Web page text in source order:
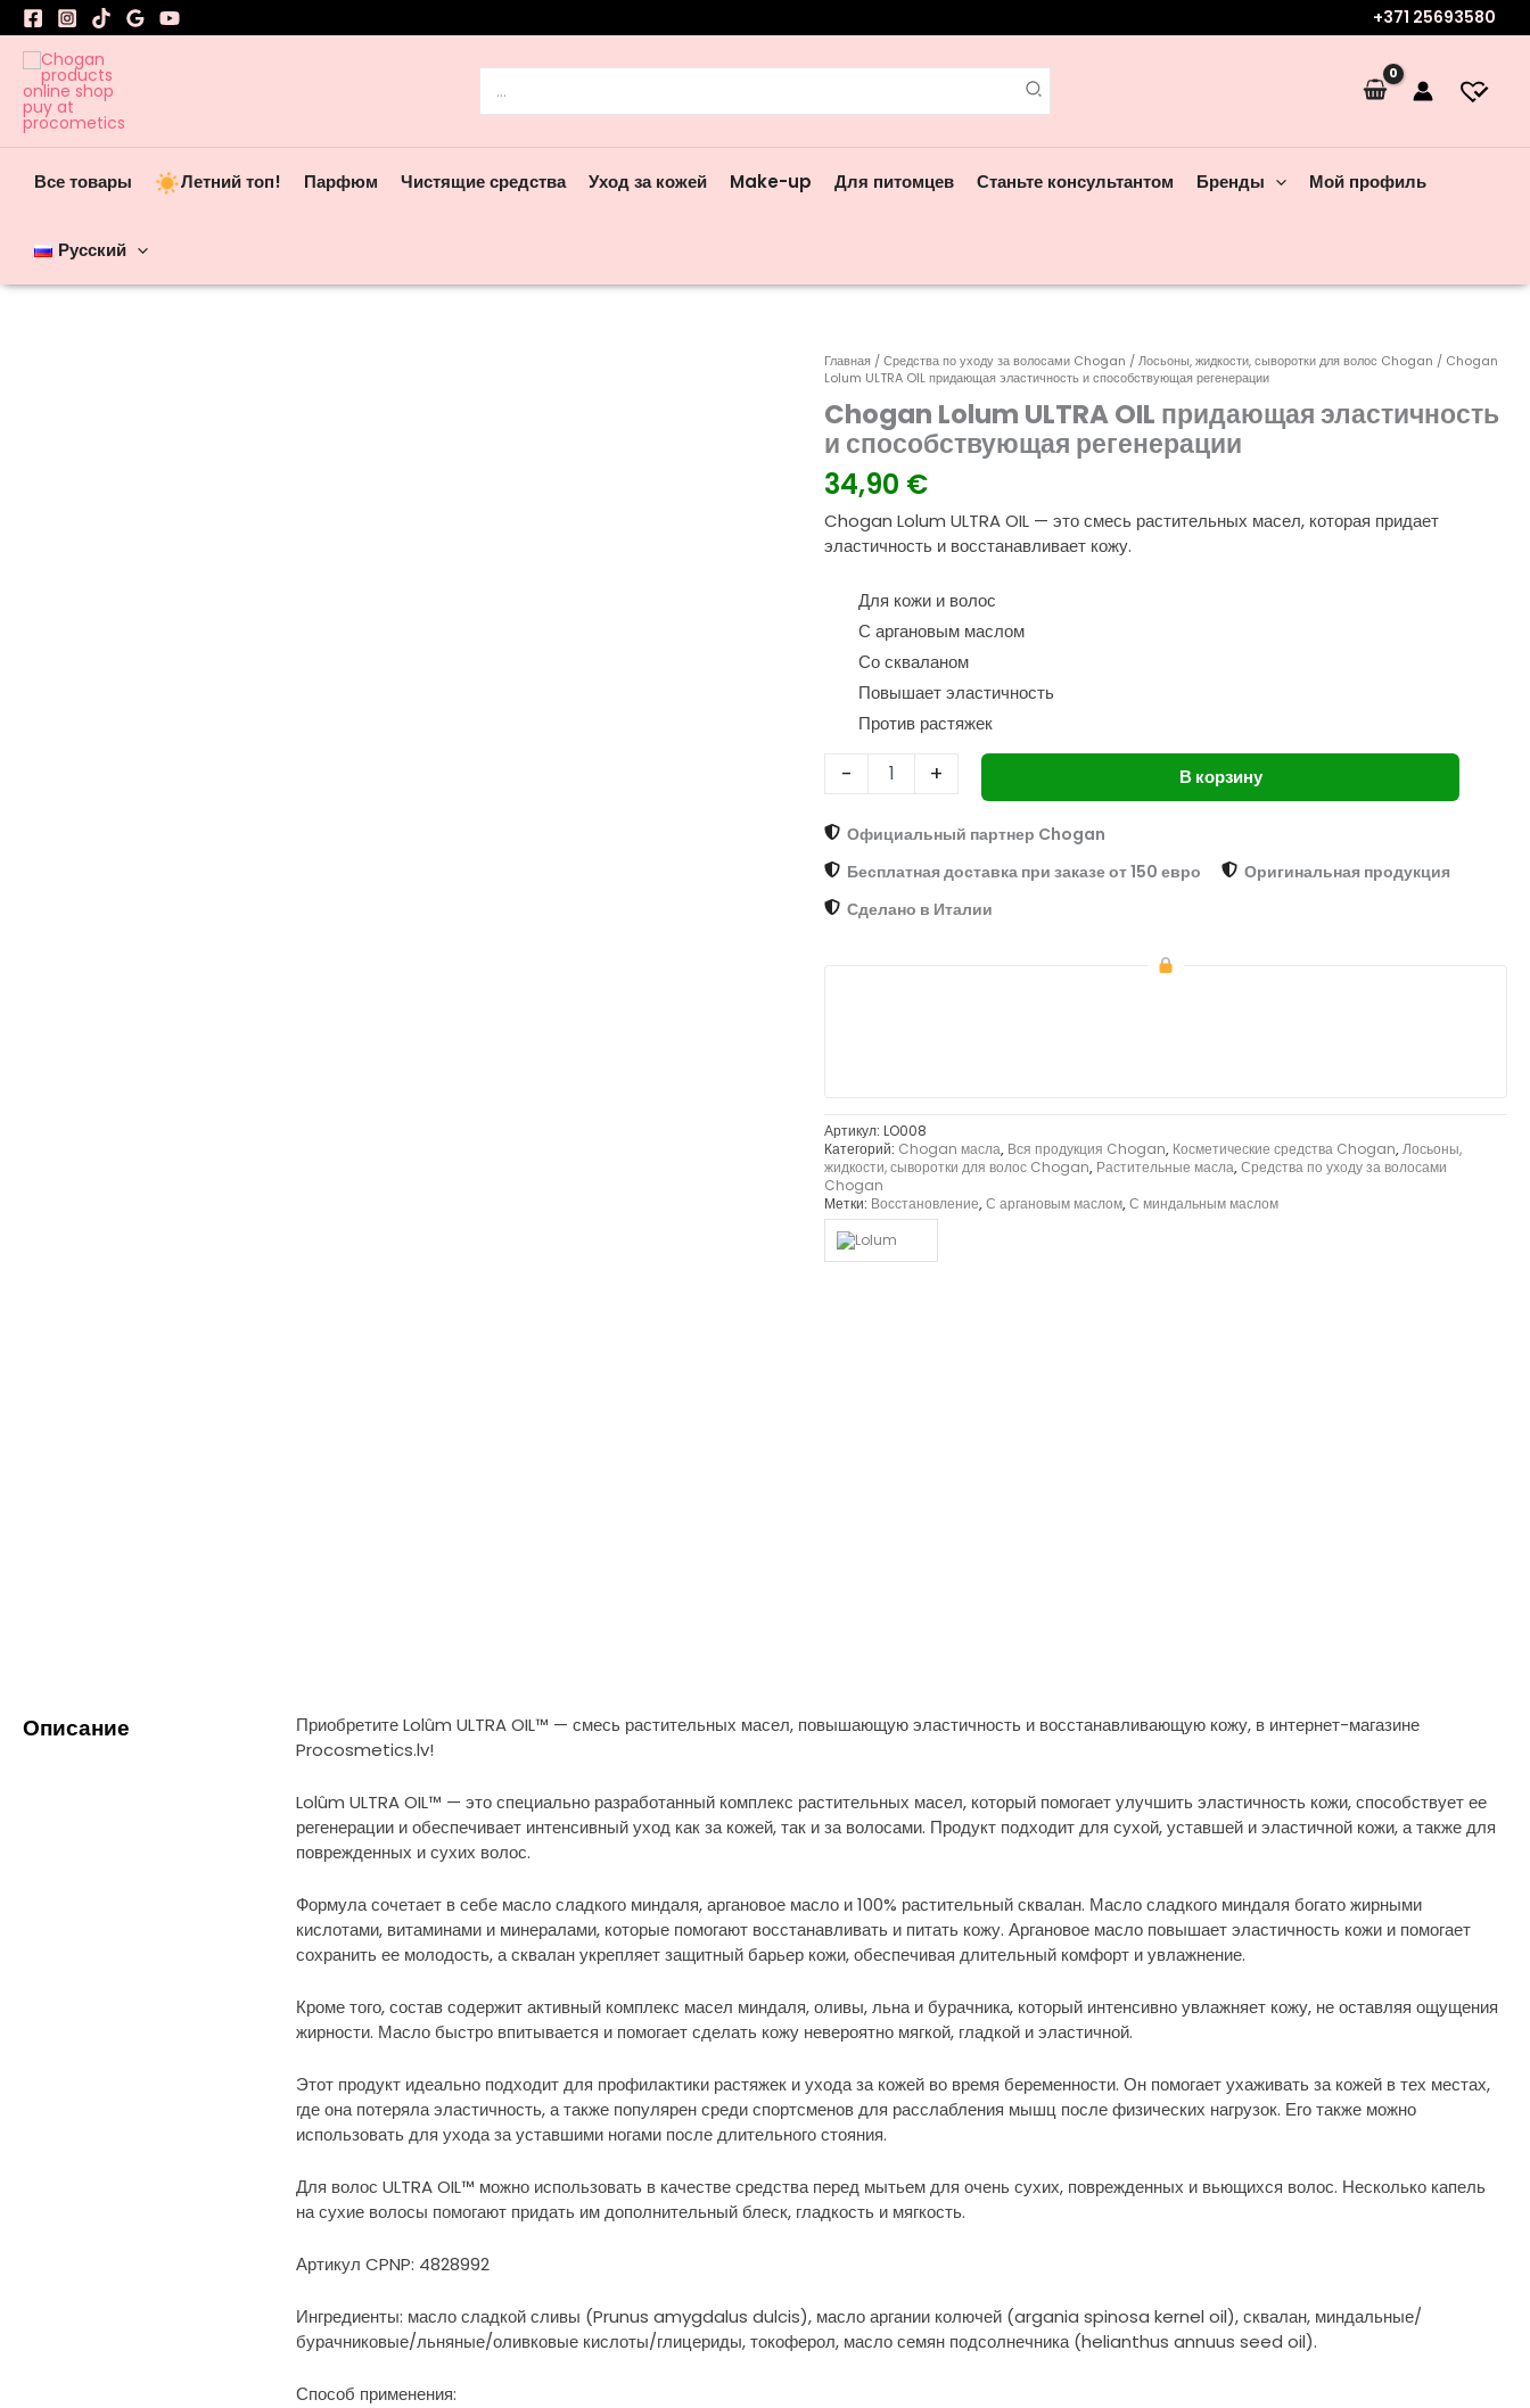
Перейти
к
содержимому
+371 25693580
Все товары Летний топ! Парфюм Чистящие средства Уход за кожей Make-up Для питомцев Станьте консультантом Бренды Мой профиль
Русский
Главная /Средства по уходу за волосами Chogan /Лосьоны, жидкости, сыворотки для волос Chogan / Chogan
Lolum ULTRA OIL придающая эластичность и способствующая регенерации
Chogan Lolum ULTRA OIL придающая эластичность
и способствующая регенерации
34,90 €
Chogan Lolum ULTRA OIL — это смесь растительных масел, которая придает
эластичность и восстанавливает кожу.
Для кожи и волос
С аргановым маслом
Со скваланом
Повышает эластичность
Против растяжек
-
Количество
товара
Chogan
ULTRA
OIL
придающая
эластичность
и
регенерации
+ В корзину
Официальный партнер Chogan
Бесплатная доставка при заказе от 150 евро
Оригинальная продукция
Сделано в Италии
Артикул:LO008
Категорий: Chogan масла, Вся продукция Chogan, Косметические средства Chogan,Лосьоны,
жидкости, сыворотки для волос Chogan, Растительные масла,Средства по уходу за волосами
Chogan
Метки: Восстановление,С аргановым маслом,С миндальным маслом
Описание
Приобретите Lolûm ULTRA OIL™ — смесь растительных масел, повышающую эластичность и восстанавливающую кожу, в интернет-магазине
Procosmetics.lv!
Lolûm ULTRA OIL™ — это специально разработанный комплекс растительных масел, который помогает улучшить эластичность кожи, способствует ее
регенерации и обеспечивает интенсивный уход как за кожей, так и за волосами. Продукт подходит для сухой, уставшей и эластичной кожи, а также для
поврежденных и сухих волос.
Формула сочетает в себе масло сладкого миндаля, аргановое масло и 100% растительный сквалан. Масло сладкого миндаля богато жирными
кислотами, витаминами и минералами, которые помогают восстанавливать и питать кожу. Аргановое масло повышает эластичность кожи и помогает
сохранить ее молодость, а сквалан укрепляет защитный барьер кожи, обеспечивая длительный комфорт и увлажнение.
Кроме того, состав содержит активный комплекс масел миндаля, оливы, льна и бурачника, который интенсивно увлажняет кожу, не оставляя ощущения
жирности. Масло быстро впитывается и помогает сделать кожу невероятно мягкой, гладкой и эластичной.
Этот продукт идеально подходит для профилактики растяжек и ухода за кожей во время беременности. Он помогает ухаживать за кожей в тех местах,
где она потеряла эластичность, а также популярен среди спортсменов для расслабления мышц после физических нагрузок. Его также можно
использовать для ухода за уставшими ногами после длительного стояния.
Для волос ULTRA OIL™ можно использовать в качестве средства перед мытьем для очень сухих, поврежденных и вьющихся волос. Несколько капель
на сухие волосы помогают придать им дополнительный блеск, гладкость и мягкость.
Артикул CPNP: 4828992
Ингредиенты: масло сладкой сливы (Prunus amygdalus dulcis), масло аргании колючей (argania spinosa kernel oil), сквалан, миндальные/
бурачниковые/льняные/оливковые кислоты/глицериды, токоферол, масло семян подсолнечника (helianthus annuus seed oil).
Способ применения: